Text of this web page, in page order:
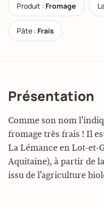
Produit : Fromage
Pâte : Frais
Présentation
Comme son nom
fromage très frais ! Il
La Lémance en Lot-et-
Aquitaine), à partir de
issu de l’agriculture